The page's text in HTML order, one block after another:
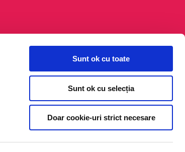
Sunt ok cu toate
Sunt ok cu selecția
Doar cookie-uri strict necesare